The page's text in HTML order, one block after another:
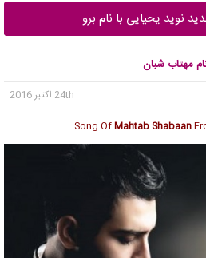
نوید یحیایی با نام برو
مهتاب شبان
24th اکتبر 2016
Song OfMahtab Shabaan